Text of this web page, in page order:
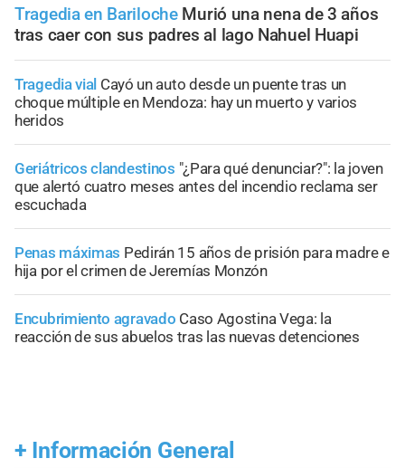
Tragedia en Bariloche Murió una nena de 3 años
tras caer con sus padres al lago Nahuel Huapi
Tragedia vial Cayó un auto desde un puente tras un
choque múltiple en Mendoza: hay un muerto y varios
heridos
Geriátricos clandestinos "¿Para qué denunciar?": la joven
que alertó cuatro meses antes del incendio reclama ser
escuchada
Penas máximas Pedirán 15 años de prisión para madre e
hija por el crimen de Jeremías Monzón
Encubrimiento agravado Caso Agostina Vega: la
reacción de sus abuelos tras las nuevas detenciones
+ Información General